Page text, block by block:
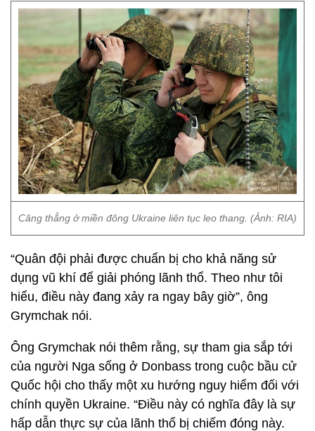
Căng thẳng ở miền đông Ukraine liên tục leo thang. (Ảnh: RIA)
“Quân đội phải được chuẩn bị cho khả năng sử
dụng vũ khí để giải phóng lãnh thổ. Theo như tôi
hiểu, điều này đang xảy ra ngay bây giờ”, ông
Grymchak nói.
Ông Grymchak nói thêm rằng, sự tham gia sắp tới
của người Nga sống ở Donbass trong cuộc bầu cử
Quốc hội cho thấy một xu hướng nguy hiểm đối với
chính quyền Ukraine. “Điều này có nghĩa đây là sự
hấp dẫn thực sự của lãnh thổ bị chiếm đóng này.